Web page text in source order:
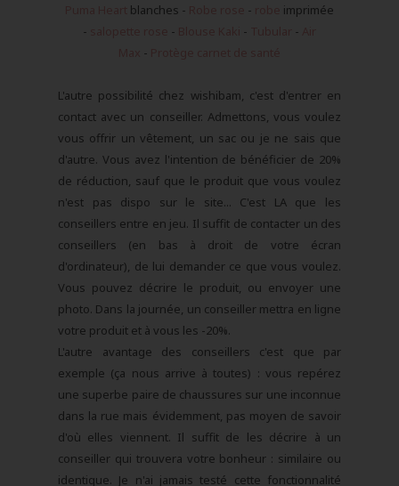
blanches - -
imprimée
-
- - -
-
L'autre possibilité chez wishibam, c'est d'entrer en
contact avec un conseiller. Admettons, vous voulez
vous offrir un vêtement, un sac ou je ne sais que
d'autre. Vous avez l'intention de bénéficier de 20%
de réduction, sauf que le produit que vous voulez
n'est pas dispo sur le site... C'est LA que les
conseillers entre en jeu. Il suffit de contacter un des
conseillers (en bas à droit de votre écran
d'ordinateur), de lui demander ce que vous voulez.
Vous pouvez décrire le produit, ou envoyer une
photo. Dans la journée, un conseiller mettra en ligne
votre produit et à vous les -20%.
L'autre avantage des conseillers c'est que par
exemple (ça nous arrive à toutes) : vous repérez
une superbe paire de chaussures sur une inconnue
dans la rue mais évidemment, pas moyen de savoir
d'où elles viennent. Il suffit de les décrire à un
conseiller qui trouvera votre bonheur : similaire ou
identique. Je n'ai jamais testé cette fonctionnalité